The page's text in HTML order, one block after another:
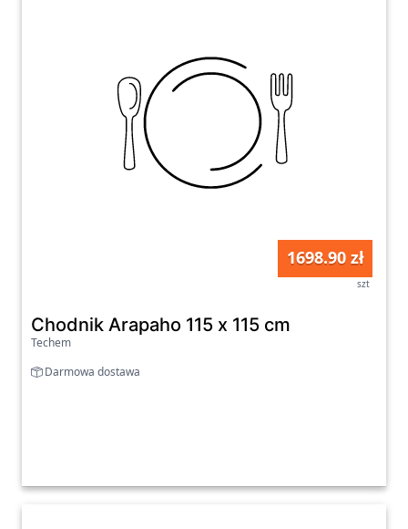
1698.90 zł
szt
Chodnik Arapaho 115 x 115 cm
Techem
Darmowa dostawa